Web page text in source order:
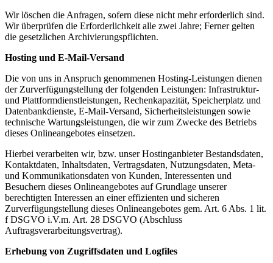
Wir löschen die Anfragen, sofern diese nicht mehr erforderlich sind.
Wir überprüfen die Erforderlichkeit alle zwei Jahre; Ferner gelten
die gesetzlichen Archivierungspflichten.
Hosting und E-Mail-Versand
Die von uns in Anspruch genommenen Hosting-Leistungen dienen
der Zurverfügungstellung der folgenden Leistungen: Infrastruktur-
und Plattformdienstleistungen, Rechenkapazität, Speicherplatz und
Datenbankdienste, E-Mail-Versand, Sicherheitsleistungen sowie
technische Wartungsleistungen, die wir zum Zwecke des Betriebs
dieses Onlineangebotes einsetzen.
Hierbei verarbeiten wir, bzw. unser Hostinganbieter Bestandsdaten,
Kontaktdaten, Inhaltsdaten, Vertragsdaten, Nutzungsdaten, Meta-
und Kommunikationsdaten von Kunden, Interessenten und
Besuchern dieses Onlineangebotes auf Grundlage unserer
berechtigten Interessen an einer effizienten und sicheren
Zurverfügungstellung dieses Onlineangebotes gem. Art. 6 Abs. 1 lit.
f DSGVO i.V.m. Art. 28 DSGVO (Abschluss
Auftragsverarbeitungsvertrag).
Erhebung von Zugriffsdaten und Logfiles